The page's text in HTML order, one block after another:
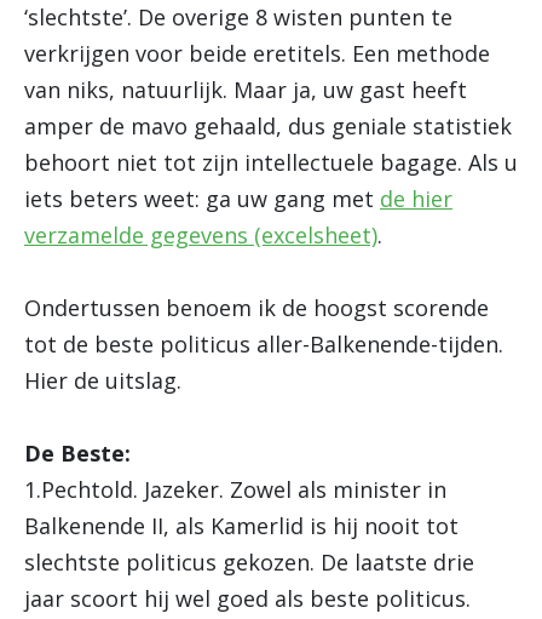
‘slechtste’. De overige 8 wisten punten te
verkrijgen voor beide eretitels. Een methode
van niks, natuurlijk. Maar ja, uw gast heeft
amper de mavo gehaald, dus geniale statistiek
behoort niet tot zijn intellectuele bagage. Als u
iets beters weet: ga uw gang met de hier
verzamelde gegevens (excelsheet).
Ondertussen benoem ik de hoogst scorende
tot de beste politicus aller-Balkenende-tijden.
Hier de uitslag.
De Beste:
1.Pechtold. Jazeker. Zowel als minister in
Balkenende II, als Kamerlid is hij nooit tot
slechtste politicus gekozen. De laatste drie
jaar scoort hij wel goed als beste politicus.